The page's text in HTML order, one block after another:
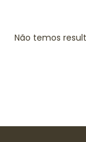
Não temos